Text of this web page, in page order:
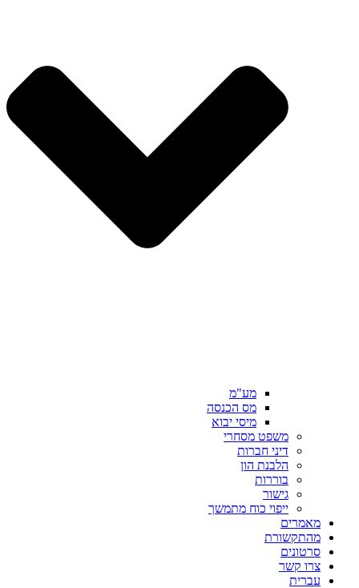
מע"מ
מס הכנסה
מיסי יבוא
משפט מסחרי
דיני חברות
הלבנת הון
בוררות
גישור
ייפוי כוח מתמשך
מאמרים
מהתקשורת
סרטונים
צרו קשר
עברית